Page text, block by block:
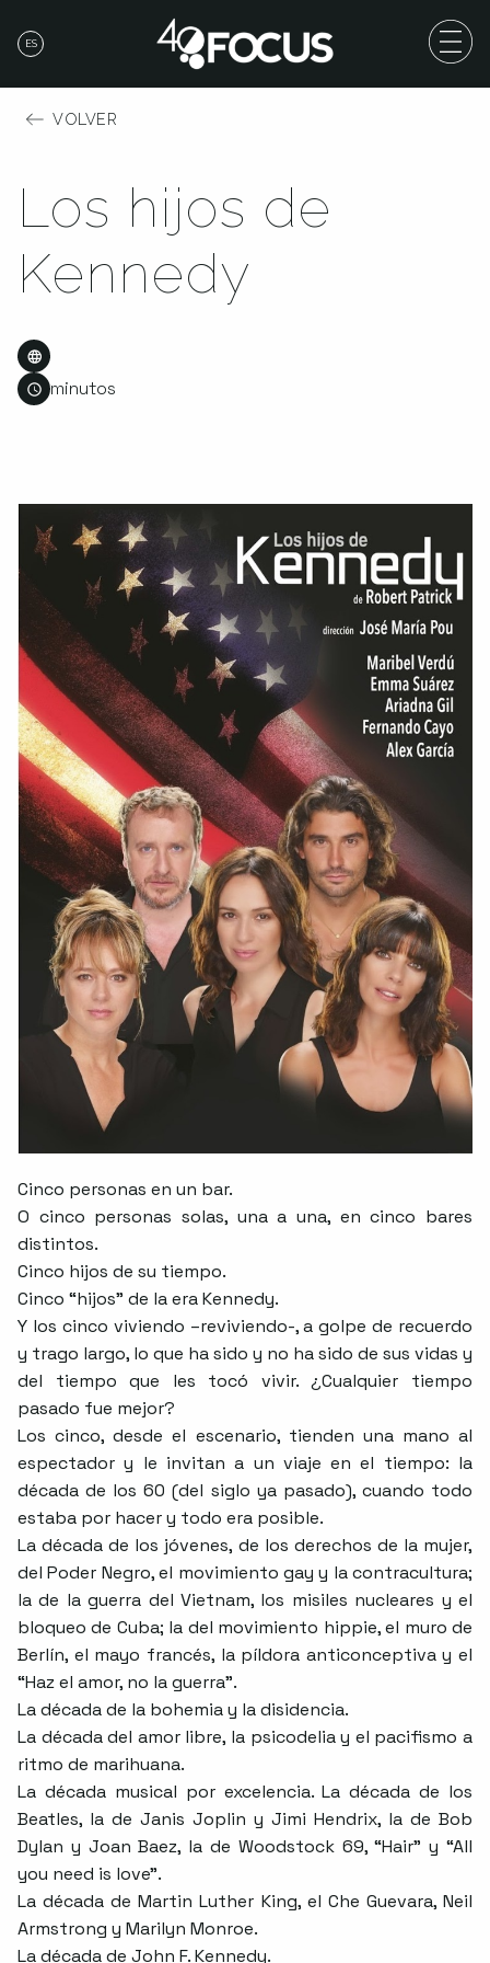
ES
VOLVER
Los hijos de
Kennedy
minutos
Cinco personas en un bar.
O cinco personas solas, una a una, en cinco bares
distintos.
Cinco hijos de su tiempo.
Cinco “hijos” de la era Kennedy.
Y los cinco viviendo –reviviendo-, a golpe de recuerdo
y trago largo, lo que ha sido y no ha sido de sus vidas y
del tiempo que les tocó vivir. ¿Cualquier tiempo
pasado fue mejor?
Los cinco, desde el escenario, tienden una mano al
espectador y le invitan a un viaje en el tiempo: la
década de los 60 (del siglo ya pasado), cuando todo
estaba por hacer y todo era posible.
La década de los jóvenes, de los derechos de la mujer,
del Poder Negro, el movimiento gay y la contracultura;
la de la guerra del Vietnam, los misiles nucleares y el
bloqueo de Cuba; la del movimiento hippie, el muro de
Berlín, el mayo francés, la píldora anticonceptiva y el
“Haz el amor, no la guerra”.
La década de la bohemia y la disidencia.
La década del amor libre, la psicodelia y el pacifismo a
ritmo de marihuana.
La década musical por excelencia. La década de los
Beatles, la de Janis Joplin y Jimi Hendrix, la de Bob
Dylan y Joan Baez, la de Woodstock 69, “Hair” y “All
you need is love”.
La década de Martin Luther King, el Che Guevara, Neil
Armstrong y Marilyn Monroe.
La década de John F. Kennedy.